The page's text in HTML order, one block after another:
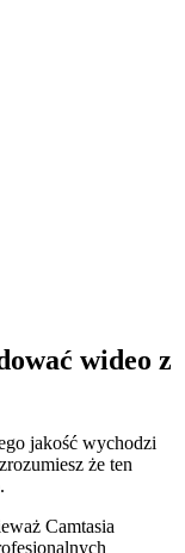
wideo z
jakość wychodzi
że ten
Camtasia